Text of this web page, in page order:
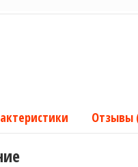
Отзывы